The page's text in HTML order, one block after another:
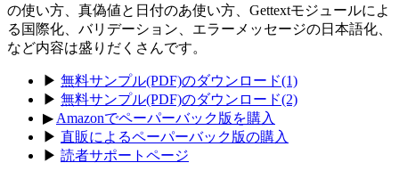
の使い方、真偽値と日付のあ使い方、Gettextモジュールによ
る国際化、バリデーション、エラーメッセージの日本語化、
など内容は盛りだくさんです。
▶ 無料サンプル(PDF)のダウンロード(1)
▶ 無料サンプル(PDF)のダウンロード(2)
▶ Amazonでペーパーバック版を購入
▶ 直販によるペーパーバック版の購入
▶ 読者サポートページ